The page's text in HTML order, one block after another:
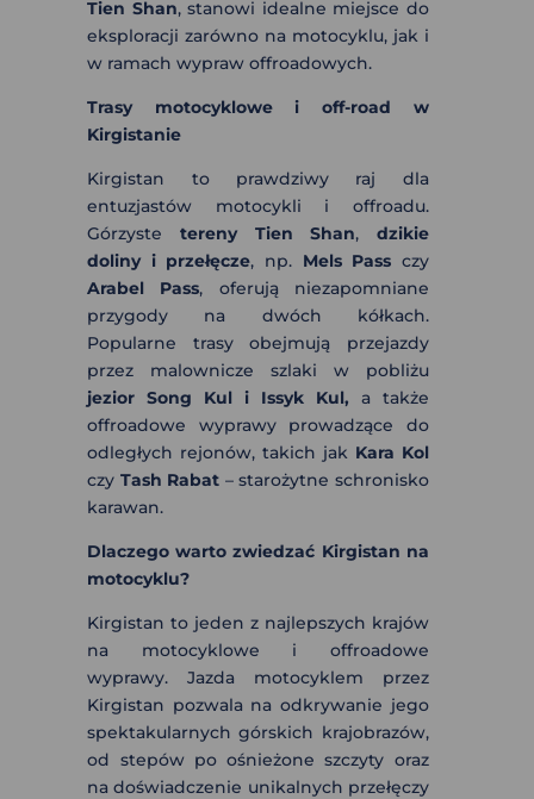
Tien Shan, stanowi idealne miejsce do
eksploracji zarówno na motocyklu, jak i
w ramach wypraw offroadowych.
Trasy motocyklowe i off-road w
Kirgistanie
Kirgistan to prawdziwy raj dla
entuzjastów motocykli i offroadu.
Górzyste tereny Tien Shan, dzikie
doliny i przełęcze, np. Mels Pass czy
Arabel Pass, oferują niezapomniane
przygody na dwóch kółkach.
Popularne trasy obejmują przejazdy
przez malownicze szlaki w pobliżu
jezior Song Kul i
Issyk Kul, a także
offroadowe wyprawy prowadzące do
odległych rejonów, takich jak Kara Kol
czy Tash Rabat – starożytne schronisko
karawan.
Dlaczego warto zwiedzać Kirgistan na
motocyklu?
Kirgistan to jeden z najlepszych krajów
na motocyklowe i offroadowe
wyprawy. Jazda motocyklem przez
Kirgistan pozwala na odkrywanie jego
spektakularnych górskich krajobrazów,
od stepów po ośnieżone szczyty oraz
na doświadczenie unikalnych przełęczy